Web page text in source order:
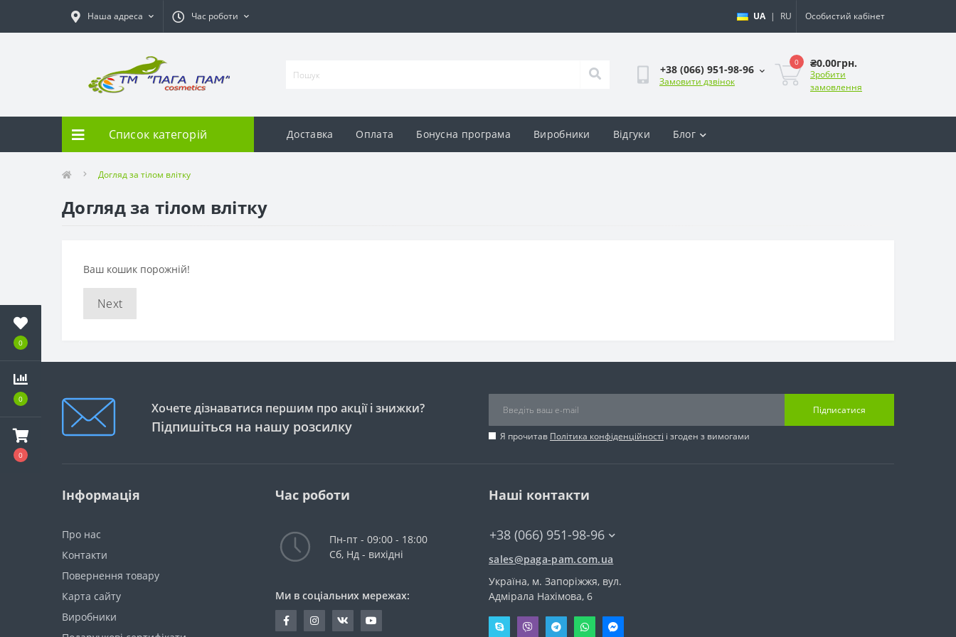
0
0
0
Наша адреса Час роботи UA | RU Особистий кабінет
+38 (066) 951-98-96
Замовити дзвінок
0 ₴0.00грн.
Зробити
замовлення
Список категорій Доставка Оплата Бонусна програма Виробники Відгуки Блог
Догляд за тілом влітку
Догляд за тілом влітку
Ваш кошик порожній!
Next
Хочете дізнаватися першим про акції і знижки?
Підпишіться на нашу розсилку
Підписатися
Я прочитав Політика конфіденційності і згоден з вимогами
Інформація
Про нас
Контакти
Повернення товару
Карта сайту
Виробники
Час роботи
Пн-пт - 09:00 - 18:00
Сб, Нд - вихідні
Ми в соціальних мережах:
Наші контакти
+38 (066) 951-98-96
sales@paga-pam.com.ua
Україна, м. Запоріжжя, вул.
Адмірала Нахімова, 6